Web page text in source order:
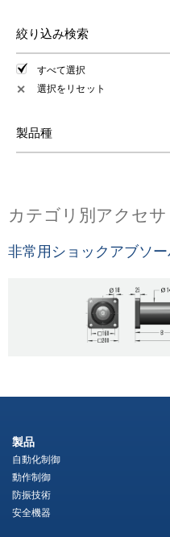
絞り込み検索
すべて選択
✕ 選択をリセット
製品種
カテゴリ別アクセサ
非常用ショックアブソ
製品
自動化制御
動作制御
防振技術
安全機器